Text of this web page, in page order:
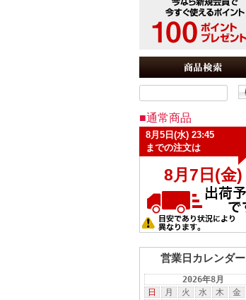
■通常商品
営業日カレンダー